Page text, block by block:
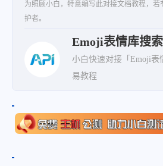
为照顾小白，特意编写此对接文档教程，
护者。
Emoji表情库搜
小白快速对接「Emoji表
易教程